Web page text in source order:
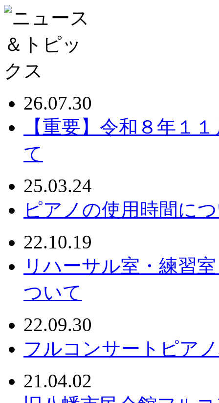
26.07.30
【重要】令和８年１
て
25.03.24
ピアノの使用時間に
22.10.19
リハーサル室・練習
ついて
22.09.30
フルコンサートピア
21.04.02